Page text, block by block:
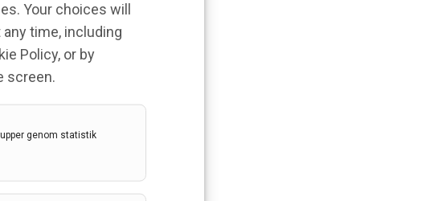
Your choices will
time, including
Policy, or by
screen.
genom statistik